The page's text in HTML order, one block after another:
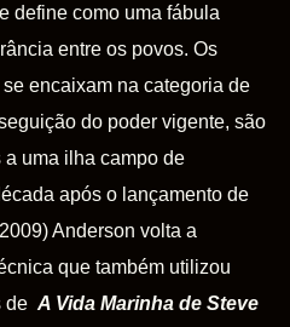
define como uma fábula
entre os povos. Os
se encaixam na categoria de
do poder vigente, são
uma ilha campo de
após o lançamento de
Anderson volta a
que também utilizou
de A Vida Marinha de Steve